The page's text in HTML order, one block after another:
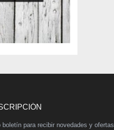
para recibir novedades y ofertas